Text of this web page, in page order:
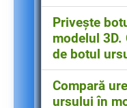
Ghid pentru
observe
iarna, brună/
Privește
modelul 3D.
de botul
Ghid pentru
observe că
Compară
ursului în